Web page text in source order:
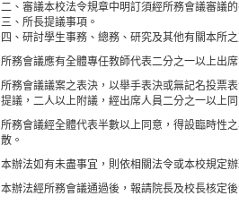
二、審議本校法令規章中明訂須經所務會議審議
三、所長提議事項。
四、研討學生事務、總務、研究及其他有關本所
所務會議應有全體專任教師代表二分之一以上出
所務會議議案之表決，以舉手表決或無記名投票
提議，二人以上附議，經出席人員二分之一以上
所務會議經全體代表半數以上同意，得設臨時性
散。
本辦法如有未盡事宜，則依相關法令或本校規定
本辦法經所務會議通過後，報請院長及校長核定